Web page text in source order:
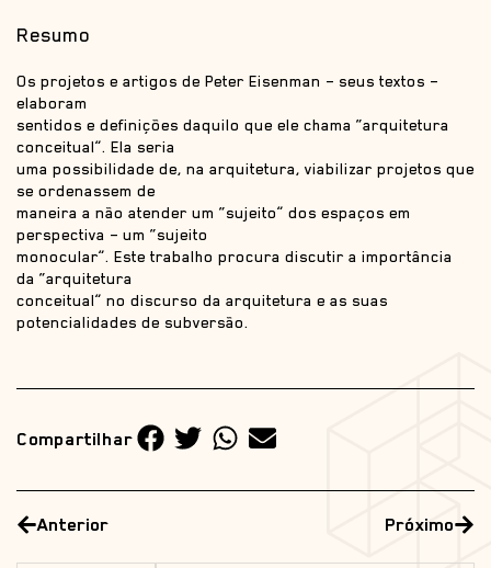
Resumo
Os projetos e artigos de Peter Eisenman – seus textos –
elaboram
sentidos e definições daquilo que ele chama “arquitetura
conceitual”. Ela seria
uma possibilidade de, na arquitetura, viabilizar projetos que
se ordenassem de
maneira a não atender um “sujeito” dos espaços em
perspectiva – um “sujeito
monocular”. Este trabalho procura discutir a importância
da “arquitetura
conceitual” no discurso da arquitetura e as suas
potencialidades de subversão.
Compartilhar
Anterior Próximo